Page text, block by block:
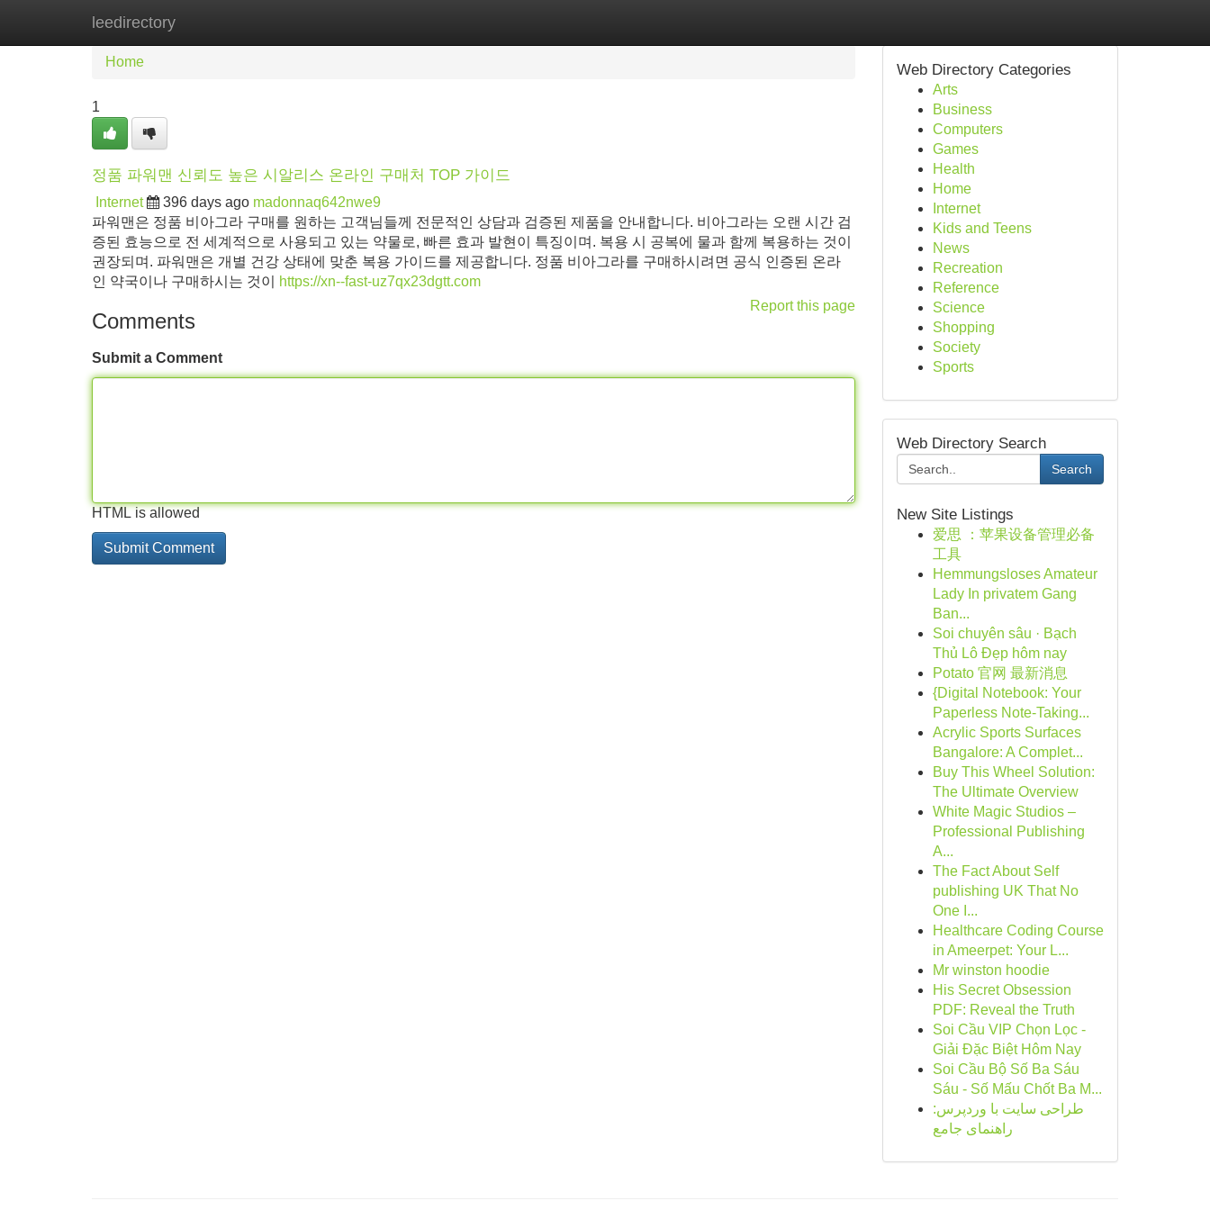
leedirectory
Home
Home
1
정품 파워맨 신뢰도 높은 시알리스 온라인 구매처 TOP 가이드
Internet 396 days ago madonnaq642nwe9
파워맨은 정품 비아그라 구매를 원하는 고객님들께 전문적인 상담과 검증된 제품을 안내합니다. 비아그라는 오랜 시간 검
증된 효능으로 전 세계적으로 사용되고 있는 약물로, 빠른 효과 발현이 특징이며. 복용 시 공복에 물과 함께 복용하는 것이
권장되며. 파워맨은 개별 건강 상태에 맞춘 복용 가이드를 제공합니다. 정품 비아그라를 구매하시려면 공식 인증된 온라
인 약국이나 구매하시는 것이
https://xn--fast-uz7qx23dgtt.com
Report this page
Comments
Submit a Comment
HTML is allowed
Web Directory Categories
Arts
Business
Computers
Games
Health
Home
Internet
Kids and Teens
News
Recreation
Reference
Science
Shopping
Society
Sports
Web Directory Search
Search
New Site Listings
爱思 ：苹果设备管理必备
工具
Hemmungsloses Amateur
Lady In privatem Gang
Ban...
Soi chuyên sâu · Bạch
Thủ Lô Đẹp hôm nay
Potato 官网 最新消息
{Digital Notebook: Your
Paperless Note-Taking...
Acrylic Sports Surfaces
Bangalore: A Complet...
Buy This Wheel Solution:
The Ultimate Overview
White Magic Studios –
Professional Publishing
A...
The Fact About Self
publishing UK That No
One I...
Healthcare Coding Course
in Ameerpet: Your L...
Mr winston hoodie
His Secret Obsession
PDF: Reveal the Truth
Soi Cầu VIP Chọn Lọc -
Giải Đặc Biệt Hôm Nay
Soi Cầu Bộ Số Ba Sáu
Sáu - Số Mấu Chốt Ba M...
طراحی سایت با وردپرس:
راهنمای جامع